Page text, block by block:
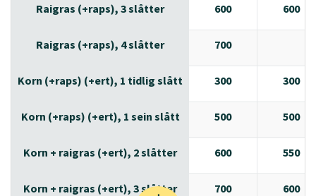
Raigras (+raps), 3 slåtter 600 600
Raigras (+raps), 4 slåtter 700
Korn (+raps) (+ert), 1 tidlig slått 300 300
Korn (+raps) (+ert), 1 sein slått 500 500
Korn + raigras (+ert), 2 slåtter 600 550
Korn + raigras (+ert), 3 slåtter 700 600